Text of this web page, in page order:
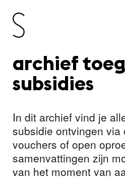
archief
subsidies
In dit archief vind je
subsidie ontvingen via
vouchers of open
samenvattingen zijn
van het moment van